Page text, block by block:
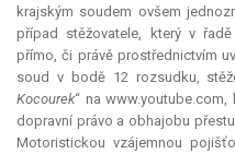
krajským soudem ovšem
případ stěžovatele, který v
přímo, či právě prostřednictvím
soud v bodě 12 rozsudku,
Kocourek“ na
dopravní právo a obhajobu
Motoristickou vzájemnou